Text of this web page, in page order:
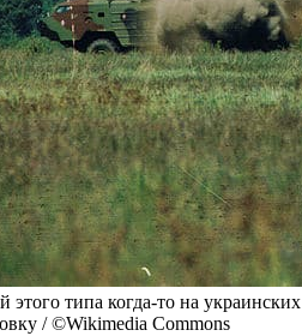
типа когда-то на
/ ©Wikimedia Commons